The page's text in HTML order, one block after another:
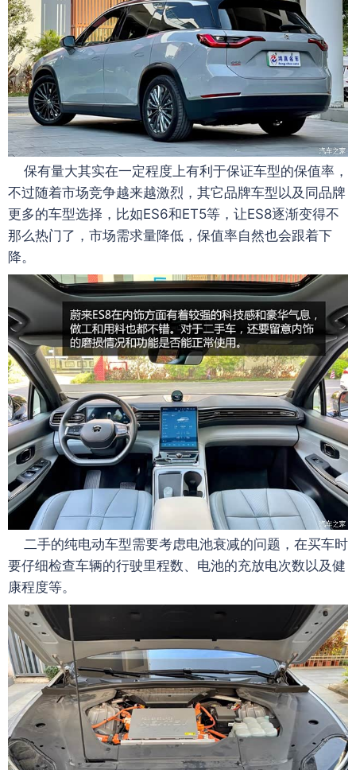
保有量大其实在一定程度上有利于保证车型的保值率，
不过随着市场竞争越来越激烈，其它品牌车型以及同品牌
更多的车型选择，比如ES6和ET5等，让ES8逐渐变得不
那么热门了，市场需求量降低，保值率自然也会跟着下
降。
二手的纯电动车型需要考虑电池衰减的问题，在买车时
要仔细检查车辆的行驶里程数、电池的充放电次数以及健
康程度等。